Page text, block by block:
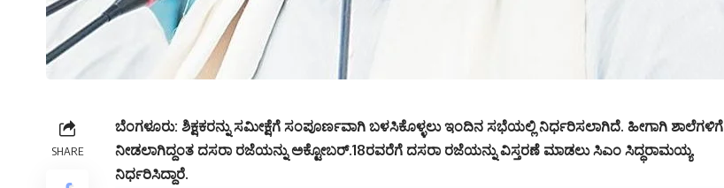
SHARE
ಬೆಂಗಳೂರು: ಶಿಕ್ಷಕರನ್ನು ಸಮೀಕ್ಷೆಗೆ ಸಂಪೂರ್ಣವಾಗಿ ಬಳಸಿಕೊಳ್ಳಲು ಇಂದಿನ ಸಭೆಯಲ್ಲಿ ನಿರ್ಧರಿಸಲಾಗಿದೆ. ಹೀಗಾಗಿ ಶಾಲೆಗಳಿಗೆ
ನೀಡಲಾಗಿದ್ದಂತ ದಸರಾ ರಜೆಯನ್ನು ಅಕ್ಟೋಬರ್.18ರವರೆಗೆ ದಸರಾ ರಜೆಯನ್ನು ವಿಸ್ತರಣೆ ಮಾಡಲು ಸಿಎಂ ಸಿದ್ಧರಾಮಯ್ಯ
ನಿರ್ಧರಿಸಿದ್ದಾರೆ.